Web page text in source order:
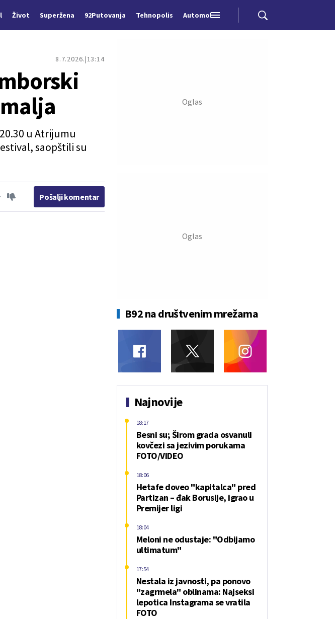
Život Superžena 92Putovanja Tehnopolis Automobili
8.7.2026. 13:14
u Atrijumu
saopštili su
Pošalji komentar
B92 na društvenim mrežama
Najnovije
Besni su; Širom grada osvanuli
kovčezi sa jezivim porukama
FOTO/VIDEO
18:17
Hetafe doveo "kapitalca" pred
Partizan – đak Borusije, igrao u
Premijer ligi
18:06
Meloni ne odustaje: "Odbijamo
ultimatum"
18:04
Nestala iz javnosti, pa ponovo
"zagrmela" oblinama: Najseksi
lepotica Instagrama se vratila
FOTO
17:54